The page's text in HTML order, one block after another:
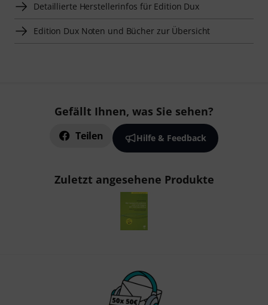
Detaillierte Herstellerinfos für Edition Dux
Edition Dux Noten und Bücher zur Übersicht
Gefällt Ihnen, was Sie sehen?
Teilen Hilfe & Feedback
Zuletzt angesehene Produkte